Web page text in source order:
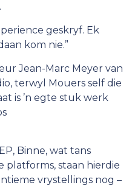
geskryf. Ek
kom nie.”
Jean-Marc Meyer van
terwyl Mouers self die
is ’n egte stuk werk
Binne, wat tans
platforms, staan hierdie
vrystellings nog –